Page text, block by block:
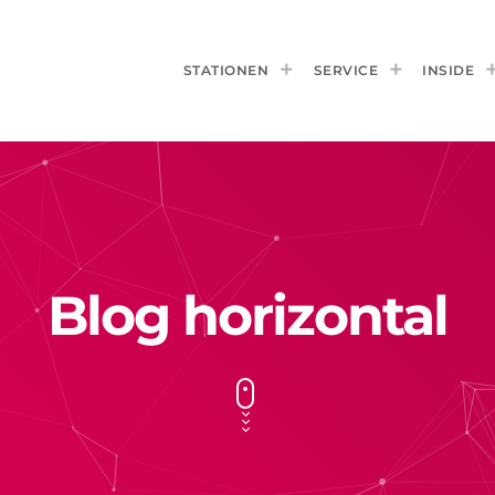
STATIONEN SERVICE INSIDE
Blog horizontal